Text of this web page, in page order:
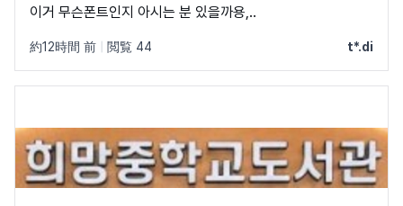
이거 무슨폰트인지 아시는 분 있을까용,..
約12時間 前 閲覧 44 t*.di